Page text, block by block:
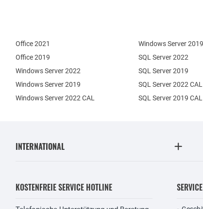
Office 2021
Office 2019
Windows Server 2022
Windows Server 2019
SQL Server 2022
SQL Server 2019
Windows Server 2022 CAL
Windows Server
SQL Server 2022 CAL
SQL Server 2019 CAL
INTERNATIONAL
KOSTENFREIE SERVICE HOTLINE SERVICE